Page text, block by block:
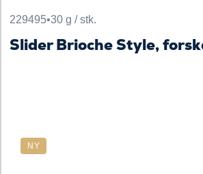
229495•30 g / stk.
Slider Brioche Style,
NY